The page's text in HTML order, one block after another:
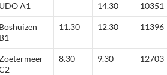
UDO A1 14.30 10351
Boshuizen
B1
11.30 12.30 11396
8.30 9.30 12703